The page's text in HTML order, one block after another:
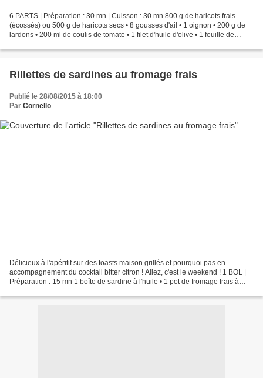
6 PARTS | Préparation : 30 mn | Cuisson : 30 mn 800 g de haricots frais
(écossés) ou 500 g de haricots secs • 8 gousses d'ail • 1 oignon • 200 g de
lardons • 200 ml de coulis de tomate • 1 filet d'huile d'olive • 1 feuille de
Rillettes de sardines au fromage frais
Publié le 28/08/2015 à 18:00
Par Cornello
Délicieux à l'apéritif sur des toasts maison grillés et pourquoi pas en
accompagnement du cocktail bitter citron ! Allez, c'est le weekend ! 1 BOL |
Préparation : 15 mn 1 boîte de sardine à l'huile • 1 pot de fromage frais à